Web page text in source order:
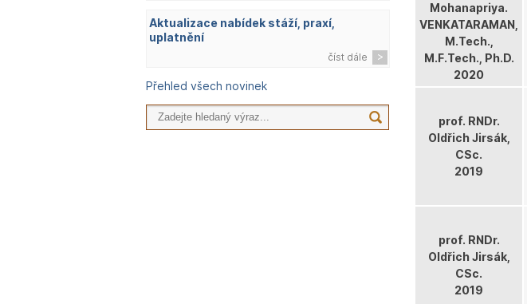
Aktualizace nabídek stáží, praxí,
uplatnění
číst dále
Přehled všech novinek
Mohanapriya.
VENKATARAMAN,
M.Tech.,
M.F.Tech., Ph.D.
2020
prof. RNDr.
Oldřich Jirsák,
CSc.
2019
prof. RNDr.
Oldřich Jirsák,
CSc.
2019